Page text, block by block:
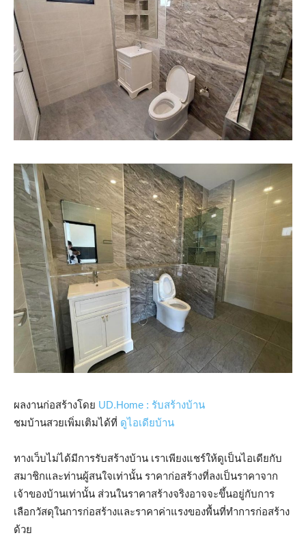
ผลงานก่อสร้างโดย UD.Home : รับสร้างบ้าน
ชมบ้านสวยเพิ่มเติมได้ที่ ดูไอเดียบ้าน
ทางเว็บไม่ได้มีการรับสร้างบ้าน เราเพียงแชร์ให้ดูเป็นไอเดียกับ
สมาชิกและท่านผู้สนใจเท่านั้น ราคาก่อสร้างที่ลงเป็นราคาจาก
เจ้าของบ้านเท่านั้น ส่วนในราคาสร้างจริงอาจจะขึ้นอยู่กับการ
เลือกวัสดุในการก่อสร้างและราคาค่าแรงของพื้นที่ทำการก่อสร้าง
ด้วย